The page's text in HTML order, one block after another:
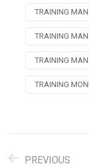
TRAINING
TRAINING
TRAINING
TRAINING
PREVIOUS